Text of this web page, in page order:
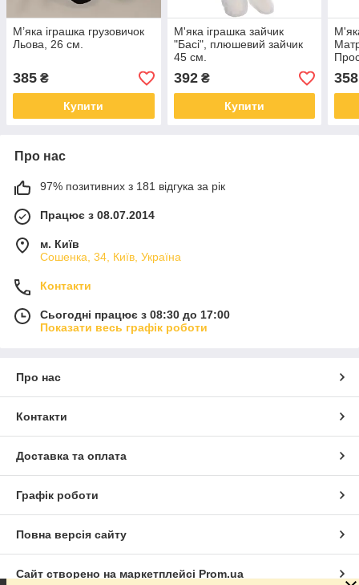
М’яка іграшка грузовичок
Льова, 26 см.
385 ₴
Купити
М'яка іграшка зайчик
"Басі", плюшевий зайчик
45 см.
392₴
Купити
358
Про нас
97% позитивних з 181 відгука за рік
Працює з 08.07.2014
м. Київ
Сошенка, 34, Київ, Україна
Контакти
Сьогодні працює з 08:30 до 17:00
Показати весь графік роботи
Про нас
Контакти
Доставка та оплата
Графік роботи
Повна версія сайту
Сайт створено на маркетплейсі Prom.ua